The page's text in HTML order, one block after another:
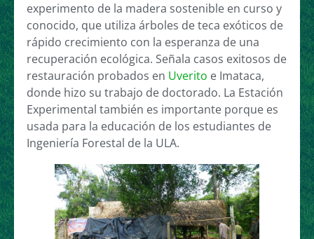
experimento de la madera sostenible en curso y
conocido, que utiliza árboles de teca exóticos de
rápido crecimiento con la esperanza de una
recuperación ecológica. Señala casos exitosos de
restauración probados en Uverito e Imataca,
donde hizo su trabajo de doctorado. La Estación
Experimental también es importante porque es
usada para la educación de los estudiantes de
Ingeniería Forestal de la ULA.